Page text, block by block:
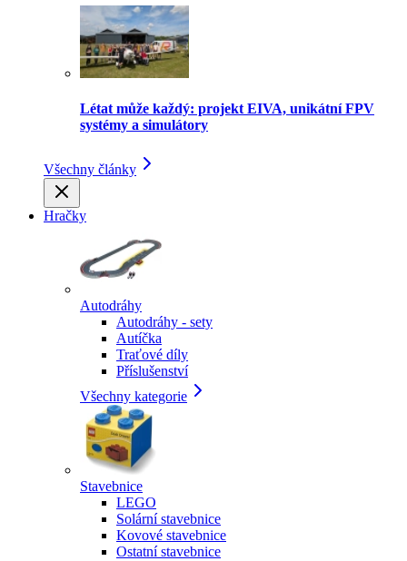
Létat může každý: projekt EIVA, unikátní FPV
systémy a simulátory
Všechny články
Hračky
Autodráhy
Autodráhy - sety
Autíčka
Traťové díly
Příslušenství
Všechny kategorie
Stavebnice
LEGO
Solární stavebnice
Kovové stavebnice
Ostatní stavebnice